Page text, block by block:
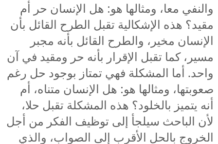
والنفي معا، ومثالها هو: هل الإنسان حر أم
مقيد؟ هذه الإشكالية تقبل الطرح القائل بأن
الإنسان مخير، والطرح القائل بأنه مجبر
مسير، كما تقبل الإقرار بأنه حر ومقيد في آن
واحد. أما المشكلة فهي تمتاز بوجود حل رغم
صعوبتها، ومثالها هو: هل الإنسان متناه، أم
أنه يتميز بالخلود؟ هذه المشكلة تقبل حلا،
لأن الباحث سيلجأ إلى توظيف الفكر من أجل
الخروج بالحل الأقرب إلى الصواب، والذي